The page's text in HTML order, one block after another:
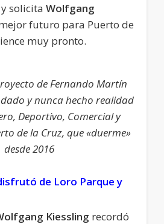
solicita Wolfgang
futuro para Puerto de
muy pronto.
de Fernando Martín
y nunca hecho realidad
Deportivo, Comercial y
de la Cruz, que «duerme»
desde 2016
de Loro Parque y
Kiessling recordó